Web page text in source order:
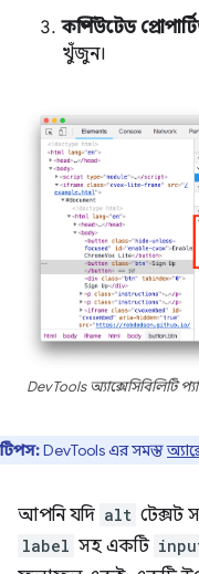
কম্পিউটেড
খুঁজুন।
DevTools অ্যাক্সেসিবিলিটি
টিপস:DevTools এর সমস্ত
আপনি যদি alt টেক্সট
label সহ একটি